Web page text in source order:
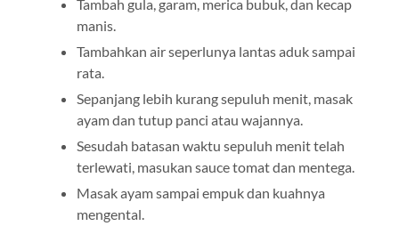
Tambah gula, garam, merica bubuk, dan kecap
manis.
Tambahkan air seperlunya lantas aduk sampai
rata.
Sepanjang lebih kurang sepuluh menit, masak
ayam dan tutup panci atau wajannya.
Sesudah batasan waktu sepuluh menit telah
terlewati, masukan sauce tomat dan mentega.
Masak ayam sampai empuk dan kuahnya
mengental.